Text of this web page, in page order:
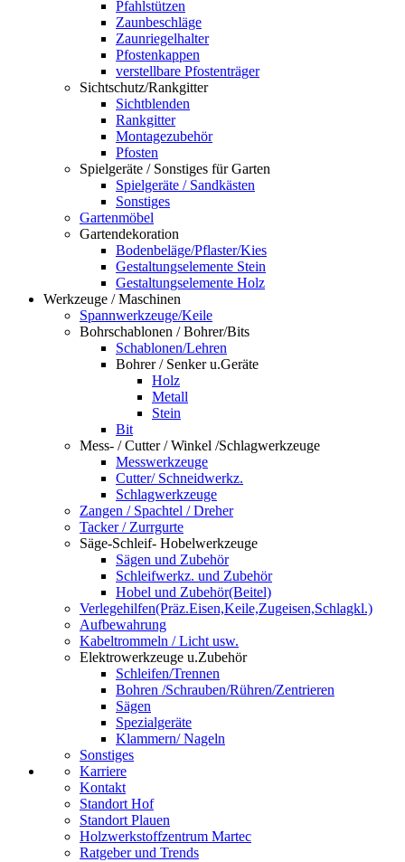
Pfahlstützen
Zaunbeschläge
Zaunriegelhalter
Pfostenkappen
verstellbare Pfostenträger
Sichtschutz/Rankgitter
Sichtblenden
Rankgitter
Montagezubehör
Pfosten
Spielgeräte / Sonstiges für Garten
Spielgeräte / Sandkästen
Sonstiges
Gartenmöbel
Gartendekoration
Bodenbeläge/Pflaster/Kies
Gestaltungselemente Stein
Gestaltungselemente Holz
Werkzeuge / Maschinen
Spannwerkzeuge/Keile
Bohrschablonen / Bohrer/Bits
Schablonen/Lehren
Bohrer / Senker u.Geräte
Holz
Metall
Stein
Bit
Mess- / Cutter / Winkel /Schlagwerkzeuge
Messwerkzeuge
Cutter/ Schneidwerkz.
Schlagwerkzeuge
Zangen / Spachtel / Dreher
Tacker / Zurrgurte
Säge-Schleif- Hobelwerkzeuge
Sägen und Zubehör
Schleifwerkz. und Zubehör
Hobel und Zubehör(Beitel)
Verlegehilfen(Präz.Eisen,Keile,Zugeisen,Schlagkl.)
Aufbewahrung
Kabeltrommeln / Licht usw.
Elektrowerkzeuge u.Zubehör
Schleifen/Trennen
Bohren /Schrauben/Rühren/Zentrieren
Sägen
Spezialgeräte
Klammern/ Nageln
Sonstiges
Karriere
Kontakt
Standort Hof
Standort Plauen
Holzwerkstoffzentrum Martec
Ratgeber und Trends